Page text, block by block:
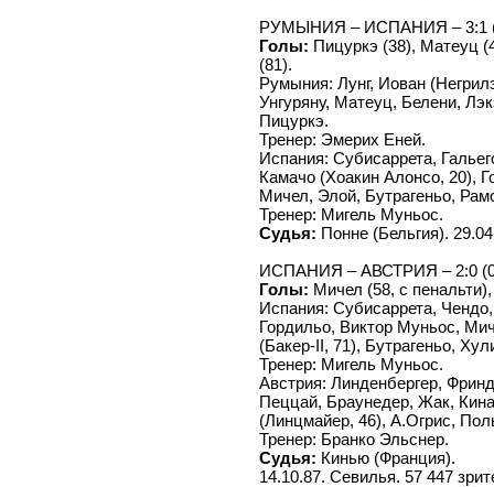
РУМЫНИЯ – ИСПАНИЯ – 3:1
Голы: Пицуркэ (38), Матеуц
(81).
Румыния: Лунг, Иован
Унгуряну, Матеуц, Белени,
Пицуркэ.
Тренер: Эмерих Еней.
Испания: Субисаррета,
Камачо (Хоакин Алонсо, 20),
Мичел, Элой, Бутрагеньо,
Тренер: Мигель Муньос.
Судья: Понне (Бельгия).
ИСПАНИЯ – АВСТРИЯ – 2:0
Голы: Мичел (58, с
Испания: Субисаррета,
Гордильо, Виктор Муньос,
(Бакер-II, 71), Бутрагеньо,
Тренер: Мигель Муньос.
Австрия: Линденбергер,
Пеццай, Браунедер, Жак,
(Линцмайер, 46), А.Огрис,
Тренер: Бранко Эльснер.
Судья: Кинью (Франция).
14.10.87. Севилья. 57 447